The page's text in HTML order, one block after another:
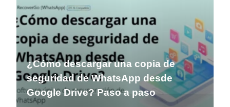
¿Cómo descargar una copia de
seguridad de WhatsApp desde
Google Drive? Paso a paso